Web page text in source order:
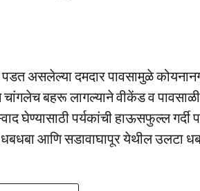
असलेल्या दमदार पावसामुळे
बहरू लागल्याने वीकेंड व
घेण्यासाठी पर्यकांची हाऊसफुल्ल गर्दी
आणि सडावाघापूर येथील उलटा